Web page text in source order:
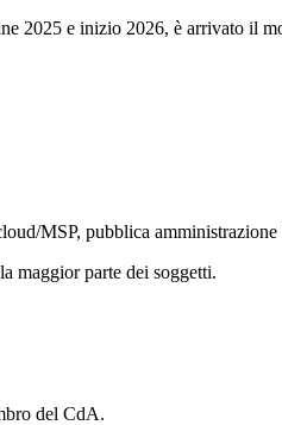
2025 e inizio 2026, è arrivato il
MSP, pubblica amministrazione
maggior parte dei soggetti.
del CdA.